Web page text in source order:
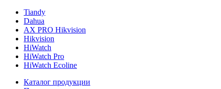
Tiandy
Dahua
AX PRO Hikvision
Hikvision
HiWatch
HiWatch Pro
HiWatch Ecoline
Каталог продукции